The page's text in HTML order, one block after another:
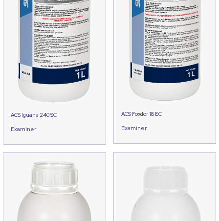
ACS Iguana 240 SC
Examiner
ACS Foxdor 18 EC
Examiner